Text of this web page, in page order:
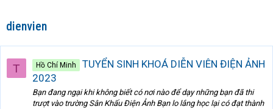
dienvien
T Hồ Chí Minh
TUYỂN SINH KHOÁ DIỄN VIÊN ĐIỆN ẢNH
2023
Bạn đang ngại khi không biết có nơi nào để dạy những bạn đã thi
trượt vào trường Sân Khấu Điện Ảnh Bạn lo lắng học lại có đạt thành